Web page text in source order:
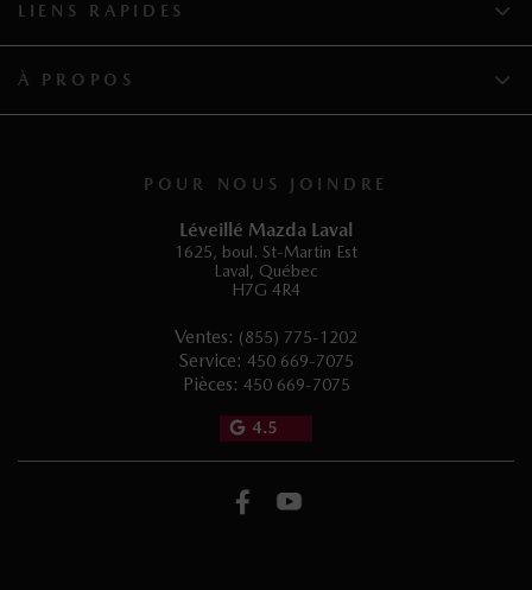
POUR NOUS JOINDRE
Léveillé Mazda Laval
1625, boul. St-Martin Est
Laval, Québec
H7G 4R4
Ventes: (855) 775-1202
Service: 450 669-7075
Pièces: 450 669-7075
4.5
LIENS RAPIDES
À PROPOS